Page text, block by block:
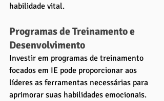
habilidade vital.
Programas de Treinamento e
Desenvolvimento
Investir em programas de treinamento
focados em IE pode proporcionar aos
líderes as ferramentas necessárias para
aprimorar suas habilidades emocionais.